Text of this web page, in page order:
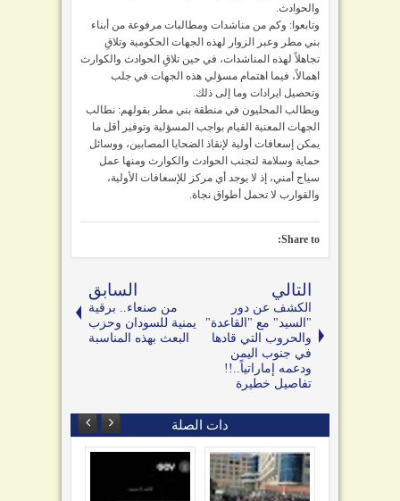
والحوادث.
وتابعوا: وكم من مناشدات ومطالبات مرفوعة من أبناء
بني مطر وعبر الزوار لهذه الجهات الحكومية وتلاقِ
تجاهلاً لهذه المناشدات، في حين تلاقِ الحوادث والكوارث
اهمالاً، فيما اهتمام مسؤلي هذه الجهات في جلب
وتحصيل ايرادات وما إلى ذلك.
ويطالب المحليون في منطقة بني مطر بقولهم: نطالب
الجهات المعنية القيام بواجب المسؤلية وتوفير أقل ما
يمكن إسعافات أولية لإنقاذ الضحايا المصابين، ووسائل
حماية وسلامة لتجنب الحوادث والكوارث ومنها عمل
سياج أمني، إذ لا يوجد أي مركز للإسعافات الأولية،
والقوارب لا تحمل أطواق نجاة.
Share to:
التالي
الكشف عن دور
"السيد" مع "القاعدة"
والحروب التي قادها
في جنوب اليمن
ودعمه إماراتياً..!!
تفاصيل خطيرة
السابق
من صنعاء.. برقية
يمنية للسودان وحزب
البعث بهذه المناسبة
دات الصلة